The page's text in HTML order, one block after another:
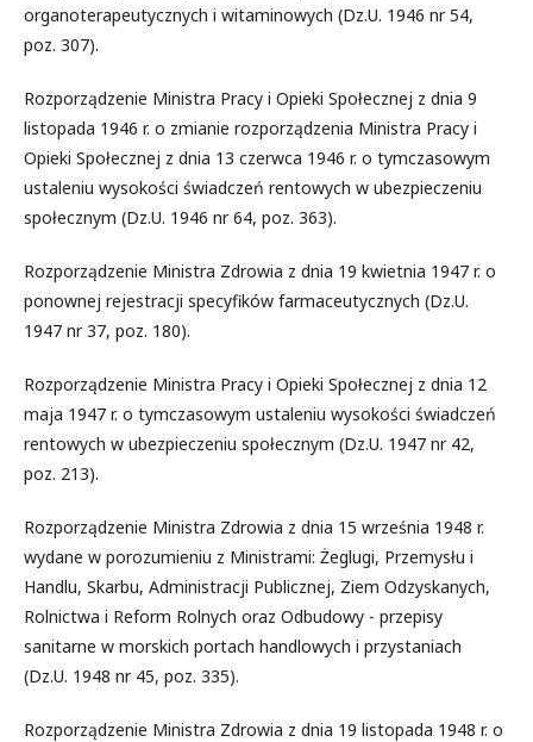
organoterapeutycznych i witaminowych (Dz.U. 1946 nr 54,
poz. 307).
Rozporządzenie Ministra Pracy i Opieki Społecznej z dnia 9
listopada 1946 r. o zmianie rozporządzenia Ministra Pracy i
Opieki Społecznej z dnia 13 czerwca 1946 r. o tymczasowym
ustaleniu wysokości świadczeń rentowych w ubezpieczeniu
społecznym (Dz.U. 1946 nr 64, poz. 363).
Rozporządzenie Ministra Zdrowia z dnia 19 kwietnia 1947 r. o
ponownej rejestracji specyfików farmaceutycznych (Dz.U.
1947 nr 37, poz. 180).
Rozporządzenie Ministra Pracy i Opieki Społecznej z dnia 12
maja 1947 r. o tymczasowym ustaleniu wysokości świadczeń
rentowych w ubezpieczeniu społecznym (Dz.U. 1947 nr 42,
poz. 213).
Rozporządzenie Ministra Zdrowia z dnia 15 września 1948 r.
wydane w porozumieniu z Ministrami: Żeglugi, Przemysłu i
Handlu, Skarbu, Administracji Publicznej, Ziem Odzyskanych,
Rolnictwa i Reform Rolnych oraz Odbudowy - przepisy
sanitarne w morskich portach handlowych i przystaniach
(Dz.U. 1948 nr 45, poz. 335).
Rozporządzenie Ministra Zdrowia z dnia 19 listopada 1948 r. o